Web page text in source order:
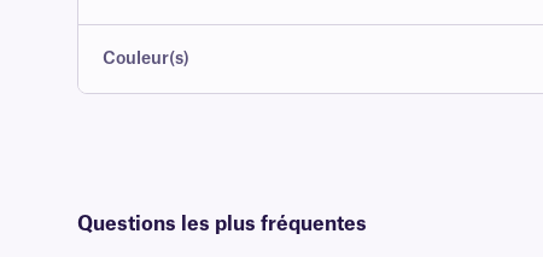
Couleur(s)
Questions les plus fréquentes